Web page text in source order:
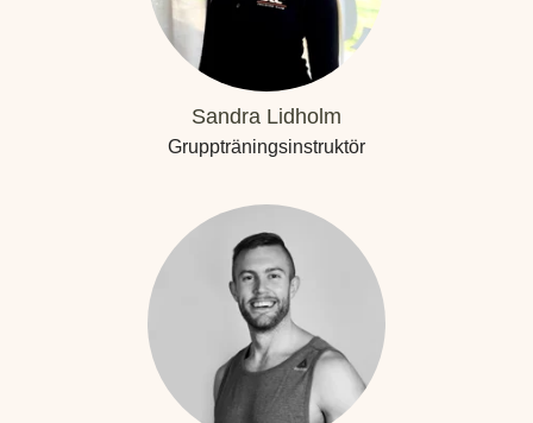
Sandra Lidholm
Gruppträningsinstruktör